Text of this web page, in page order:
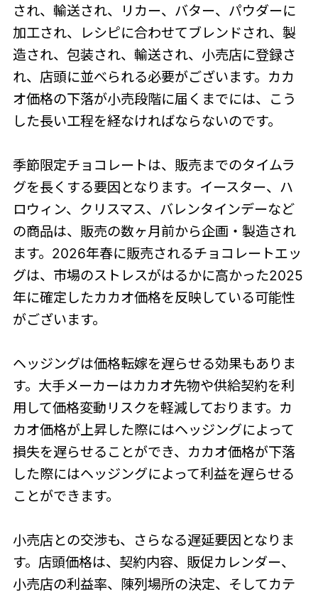
され、輸送され、リカー、バター、パウダーに
加工され、レシピに合わせてブレンドされ、製
造され、包装され、輸送され、小売店に登録さ
れ、店頭に並べられる必要がございます。カカ
オ価格の下落が小売段階に届くまでには、こう
した長い工程を経なければならないのです。
季節限定チョコレートは、販売までのタイムラ
グを長くする要因となります。イースター、ハ
ロウィン、クリスマス、バレンタインデーなど
の商品は、販売の数ヶ月前から企画・製造され
ます。2026年春に販売されるチョコレートエッ
グは、市場のストレスがはるかに高かった2025
年に確定したカカオ価格を反映している可能性
がございます。
ヘッジングは価格転嫁を遅らせる効果もありま
す。大手メーカーはカカオ先物や供給契約を利
用して価格変動リスクを軽減しております。カ
カオ価格が上昇した際にはヘッジングによって
損失を遅らせることができ、カカオ価格が下落
した際にはヘッジングによって利益を遅らせる
ことができます。
小売店との交渉も、さらなる遅延要因となりま
す。店頭価格は、契約内容、販促カレンダー、
小売店の利益率、陳列場所の決定、そしてカテ